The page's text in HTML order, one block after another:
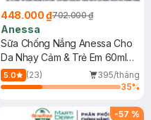
448.000 ₫702.000 ₫
Anessa
Sữa Chống Nắng Anessa Cho
Da Nhạy Cảm & Trẻ Em 60ml
(Mới)
5.0 (23)
395/tháng
35%
-57 %